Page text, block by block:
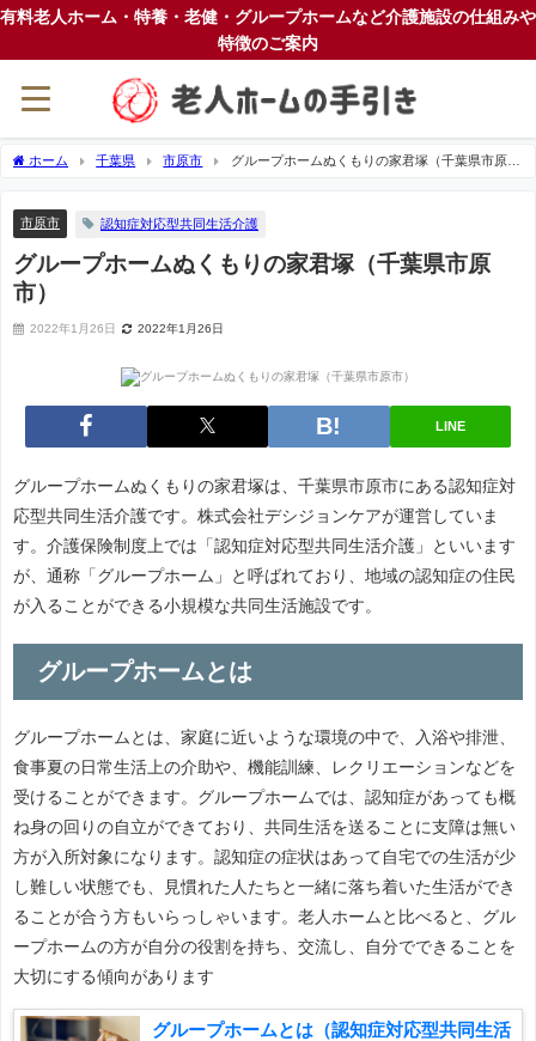
有料老人ホーム・特養・老健・グループホームなど介護施設の仕組みや
特徴のご案内
ホーム 千葉県 市原市
グループホームぬくもりの家君塚（千葉県市原
市原市 認知症対応型共同生活介護
グループホームぬくもりの家君塚（千葉県市原
市）
2022年1月26日 2022年1月26日
LINE
グループホームぬくもりの家君塚は、千葉県市原市にある認知症対
応型共同生活介護です。株式会社デシジョンケアが運営していま
す。介護保険制度上では「認知症対応型共同生活介護」といいます
が、通称「グループホーム」と呼ばれており、地域の認知症の住民
が入ることができる小規模な共同生活施設です。
グループホームとは
グループホームとは、家庭に近いような環境の中で、入浴や排泄、
食事夏の日常生活上の介助や、機能訓練、レクリエーションなどを
受けることができます。グループホームでは、認知症があっても概
ね身の回りの自立ができており、共同生活を送ることに支障は無い
方が入所対象になります。認知症の症状はあって自宅での生活が少
し難しい状態でも、見慣れた人たちと一緒に落ち着いた生活ができ
ることが合う方もいらっしゃいます。老人ホームと比べると、グル
ープホームの方が自分の役割を持ち、交流し、自分でできることを
大切にする傾向があります
グループホームとは（認知症対応型共同生活